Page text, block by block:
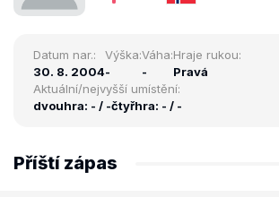
Datum nar.:
30. 8. 2004
Výška:
-
Váha:
-
Hraje rukou:
Pravá
Aktuální/nejvyšší umístění:
dvouhra: - / -čtyřhra: - / -
Příští zápas